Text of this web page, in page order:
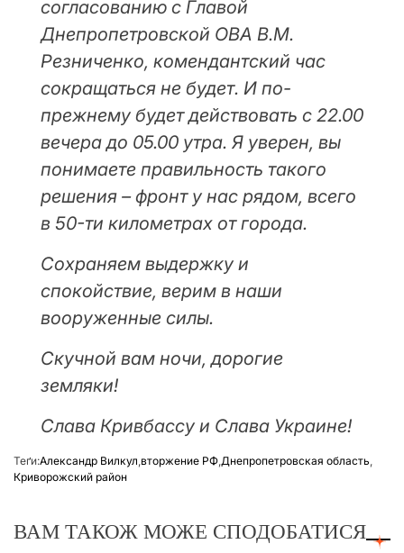
согласованию с Главой
Днепропетровской ОВА В.М.
Резниченко, комендантский час
сокращаться не будет. И по-
прежнему будет действовать с 22.00
вечера до 05.00 утра. Я уверен, вы
понимаете правильность такого
решения – фронт у нас рядом, всего
в 50-ти километрах от города.
Сохраняем выдержку и
спокойствие, верим в наши
вооруженные силы.
Скучной вам ночи, дорогие
земляки!
Слава Кривбассу и Слава Украине!
Теґи:Александр Вилкул вторжение РФ Днепропетровская область
Криворожский район
ВАМ ТАКОЖ МОЖЕ СПОДОБАТИСЯ